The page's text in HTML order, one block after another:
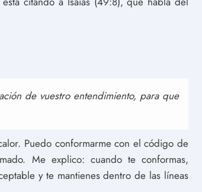
de vuestro entendimiento, para que
Puedo conformarme con el código de
Me explico: cuando te conformas,
y te mantienes dentro de las líneas